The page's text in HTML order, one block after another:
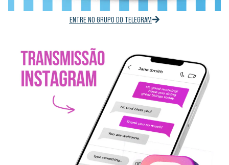
ENTRE NO GRUPO DO TELEGRAM